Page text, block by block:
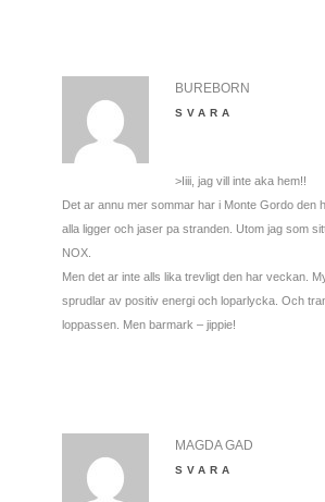
BUREBORN
SVARA
>Iiii, jag vill inte aka hem!!
Det ar annu mer sommar har i Monte Gordo den
alla ligger och jaser pa stranden. Utom jag som
NOX.
Men det ar inte alls lika trevligt den har veckan.
sprudlar av positiv energi och loparlycka. Och
loppassen. Men barmark – jippie!
MAGDA GAD
SVARA